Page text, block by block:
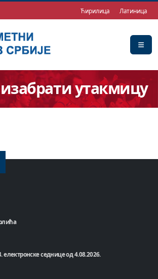
Ћирилица Латиница
утакмицу
електронске седнице од 4.08.2026.